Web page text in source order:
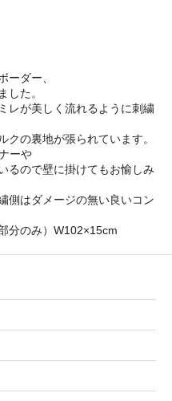
ーダー、
した。
レが美しく流れるように刺繍
の裏地が張られています。
ーや
るので壁に掛けてもお愉しみ
側はダメージの無い良いコン
分のみ）W102×15cm